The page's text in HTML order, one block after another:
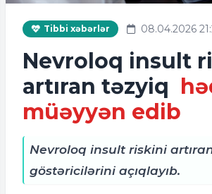
Tibbi xəbərlər 08.04.2026
Nevroloq insult
artıran təzyiq
müəyyən edib
Nevroloq insult riskini
göstəricilərini açıqlayıb.